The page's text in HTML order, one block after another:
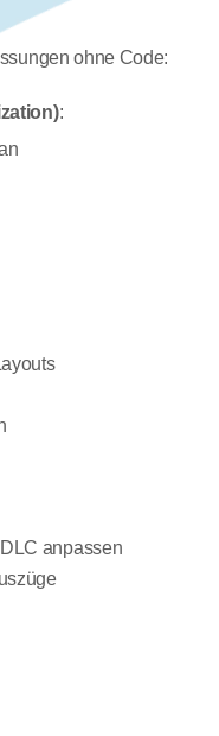
ohne Code:
:
anpassen